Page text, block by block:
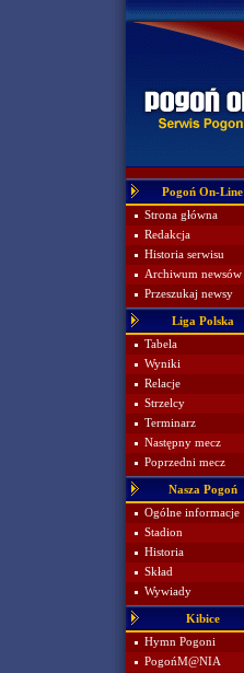
Pogoń On-Line
Strona główna
Redakcja
Historia serwisu
Archiwum newsów
Przeszukaj newsy
Liga Polska
Tabela
Wyniki
Relacje
Strzelcy
Terminarz
Następny mecz
Poprzedni mecz
Nasza Pogoń
Ogólne informacje
Stadion
Historia
Skład
Wywiady
Kibice
Hymn Pogoni
PogońM@NIA